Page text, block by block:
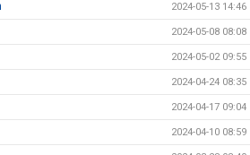
2024-05-13 14:46
2024-05-08 08:08
2024-05-02 09:55
2024-04-24 08:35
2024-04-17 09:04
2024-04-10 08:59